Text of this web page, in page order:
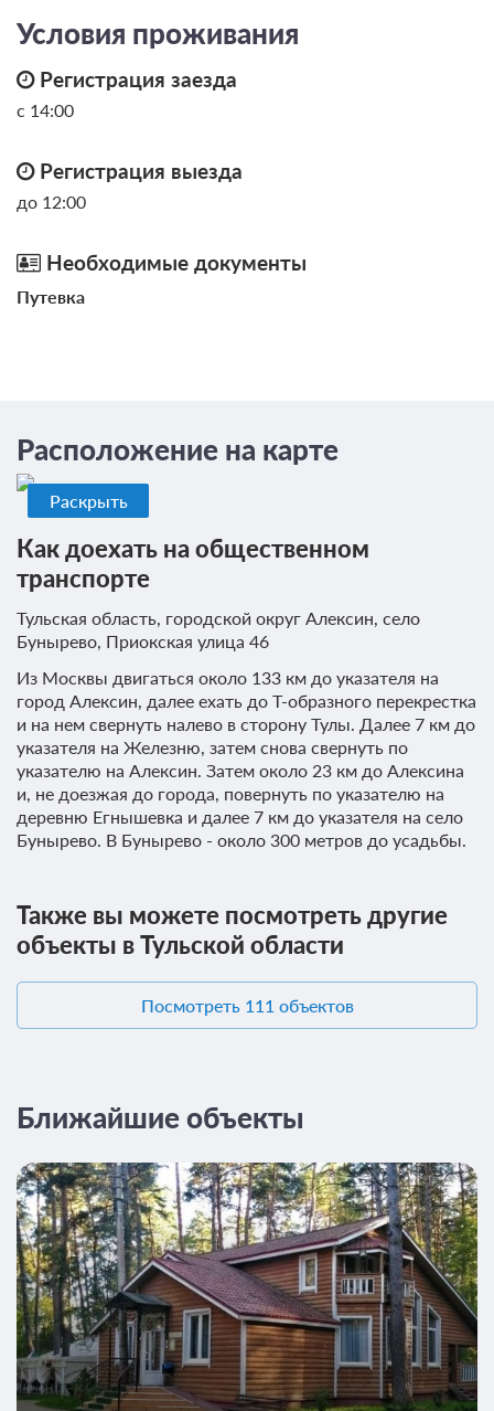
Условия проживания
Регистрация заезда
с 14:00
Регистрация выезда
до 12:00
Необходимые документы
Путевка
Расположение на карте
Раскрыть
Как доехать на общественном
транспорте
Тульская область, городской округ Алексин, село
Бунырево, Приокская улица 46
Из Москвы двигаться около 133 км до указателя на
город Алексин, далее ехать до Т-образного перекрестка
и на нем свернуть налево в сторону Тулы. Далее 7 км до
указателя на Железню, затем снова свернуть по
указателю на Алексин. Затем около 23 км до Алексина
и, не доезжая до города, повернуть по указателю на
деревню Егнышевка и далее 7 км до указателя на село
Бунырево. В Бунырево - около 300 метров до усадьбы.
Также вы можете посмотреть другие
объекты в Тульской области
Посмотреть 111 объектов
Ближайшие объекты